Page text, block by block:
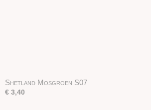
Shetland Mosgroen S07
€ 3,40